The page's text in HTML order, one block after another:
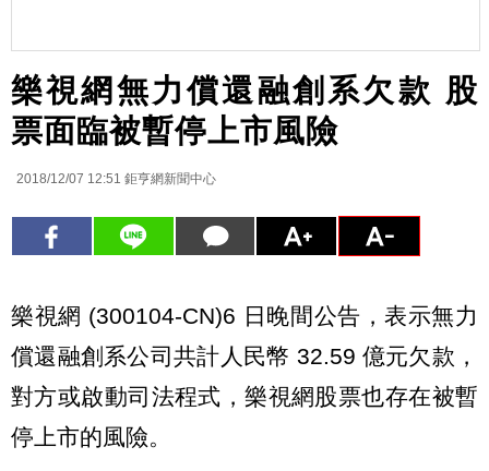
樂視網無力償還融創系欠款 股
票面臨被暫停上市風險
2018/12/07 12:51 鉅亨網新聞中心
樂視網 (300104-CN)6 日晚間公告，表示無力
償還融創系公司共計人民幣 32.59 億元欠款，
對方或啟動司法程式，樂視網股票也存在被暫
停上市的風險。